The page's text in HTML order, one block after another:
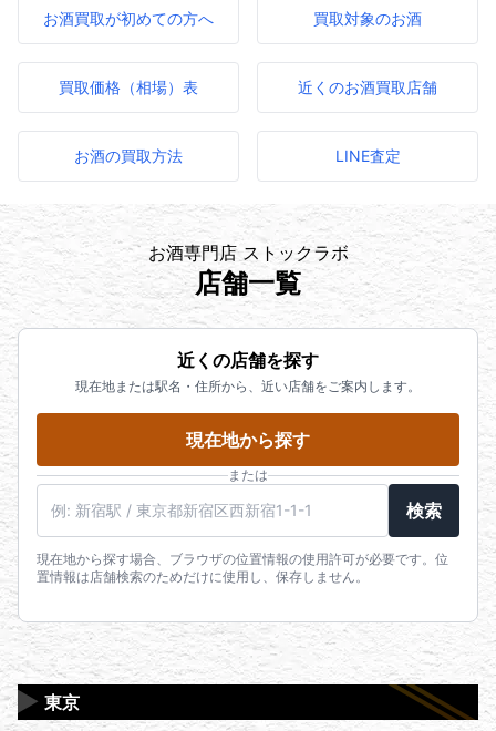
お酒買取が初めての方へ 買取対象のお酒
買取価格（相場）表 近くのお酒買取店舗
お酒の買取方法 LINE査定
お酒専門店 ストックラボ
店舗一覧
近くの店舗を探す
現在地または駅名・住所から、近い店舗をご案内します。
現在地から探す
または
検索
現在地から探す場合、ブラウザの位置情報の使用許可が必要です。位
置情報は店舗検索のためだけに使用し、保存しません。
東京
▶